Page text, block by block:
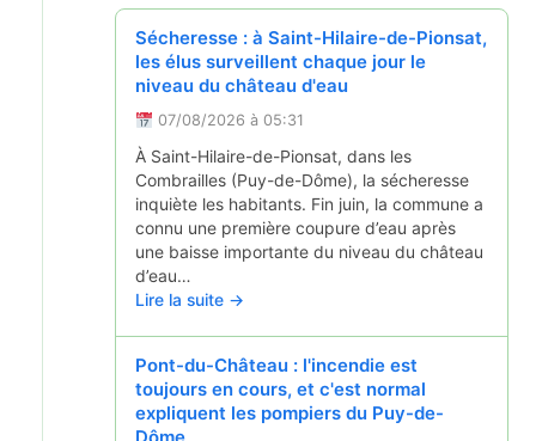
Sécheresse : à Saint-Hilaire-de-Pionsat,
les élus surveillent chaque jour le
niveau du château d'eau
07/08/2026 à 05:31
À Saint-Hilaire-de-Pionsat, dans les
Combrailles (Puy-de-Dôme), la sécheresse
inquiète les habitants. Fin juin, la commune a
connu une première coupure d’eau après
une baisse importante du niveau du château
d’eau…
Lire la suite →
Pont-du-Château : l'incendie est
toujours en cours, et c'est normal
expliquent les pompiers du Puy-de-